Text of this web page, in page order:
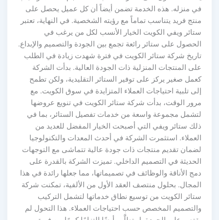
في منزله. هذه الخدمة تضمن أيضاً أن كل عميل يحصل على
منتج فريد يتناسب تماماً مع رؤيته الشخصية. في النهاية، تعتبر
ستائر ويفي الكويت الخيار الأنسب لكل من يرغب في
الحصول على ستائر رائعة تجمع بين الجودة والتصميم والإبداع.
تاريخ شركة ستائر الكويت في فترة شهدت زيادة في الطلب
على المنتجات المنزلية ذات الجودة العالية. بدأت الشركة
كعمل صغير يركز على توفير الستائر التقليدية، ولكن تطمح
إلى تلبية احتياجات العملاء المتزايدة في سوق الكويت. مع
مرور الوقت، بدأت شركة ستائر الكويت في تنويع عروضها
لتشمل مجموعة واسعة من خدمات تفصيل الستائر، بما في
ذلك ستائر ويفي التي أصبحت الخيار المفضل للعديد من
العملاء. استثمرت الشركة في أحدث المعدات والتكنولوجيا
لضمان تقديم منتجات ذات جودة عالية تتماشى مع التوجهات
الحديثة في التصميم الداخلي. تميزت الشركة بالقدرة على
دمج الأناقة والوظائف في تصميماتها، مما جعلها رائدة في هذا
المجال. بحلول منتصف العقد الأول من الألفية، تمكنت شركة
ستائر الكويت من توسيع نطاق خدماتها لتشمل التركيب
والتصميم المخصص حسب احتياجات العملاء. هذا التحول لم